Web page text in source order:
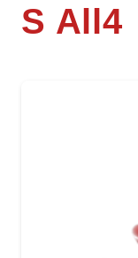
S All4